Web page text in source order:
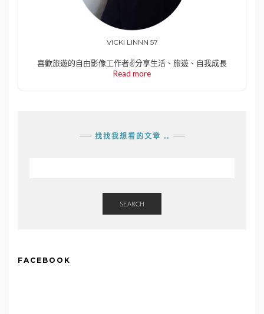
VICKI LINNN 57
喜歡旅遊的自由影像工作者✌️分享生活、旅遊、自我成長
Read more
找找我想看的文章 ..
SEARCH
FACEBOOK